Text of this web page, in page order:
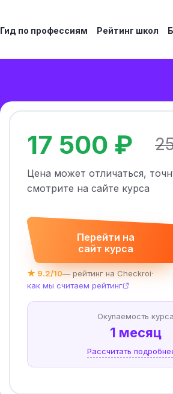
Гид по профессиям Рейтинг школ
17 500 ₽
Цена может отличаться,
смотрите на сайте курса
Перейти на
сайт курса
★ 9.2/10— рейтинг на Checkroi·
как мы считаем рейтинг
Окупаемость курса
1 месяц
Рассчитать